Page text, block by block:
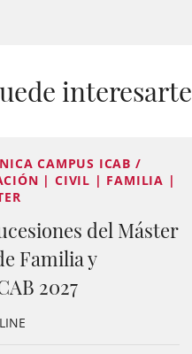
interesarte
CAMPUS ICAB /
| CIVIL | FAMILIA |
del Máster
Familia y
2027